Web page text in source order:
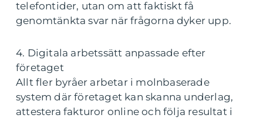
telefontider, utan om att faktiskt få
genomtänkta svar när frågorna dyker upp.
4. Digitala arbetssätt anpassade efter
företaget
Allt fler byråer arbetar i molnbaserade
system där företaget kan skanna underlag,
attestera fakturor online och följa resultat i